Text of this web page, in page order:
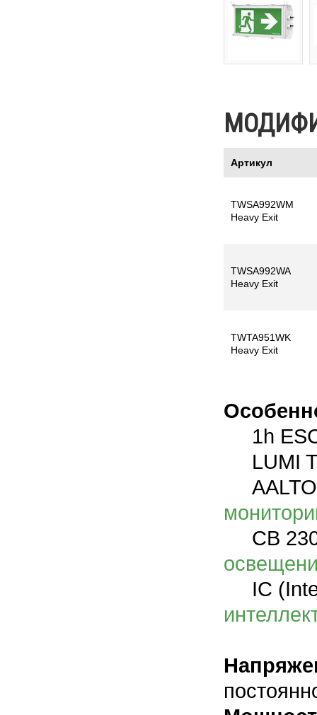
Артикул
TWSA992WM
Heavy Exit
TWSA992WA
Heavy Exit
TWTA951WK
Heavy Exit
1h
LUMI
AALTO
CB
IC